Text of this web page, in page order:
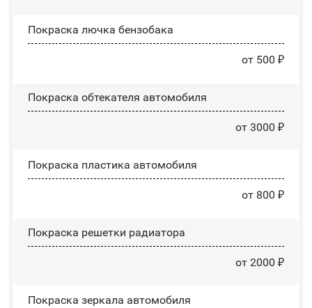
Покраска лючка бензобака
от 500 ₽
Покраска обтекателя автомобиля
от 3000 ₽
Покраска пластика автомобиля
от 800 ₽
Покраска решетки радиатора
от 2000 ₽
Покраска зеркала автомобиля